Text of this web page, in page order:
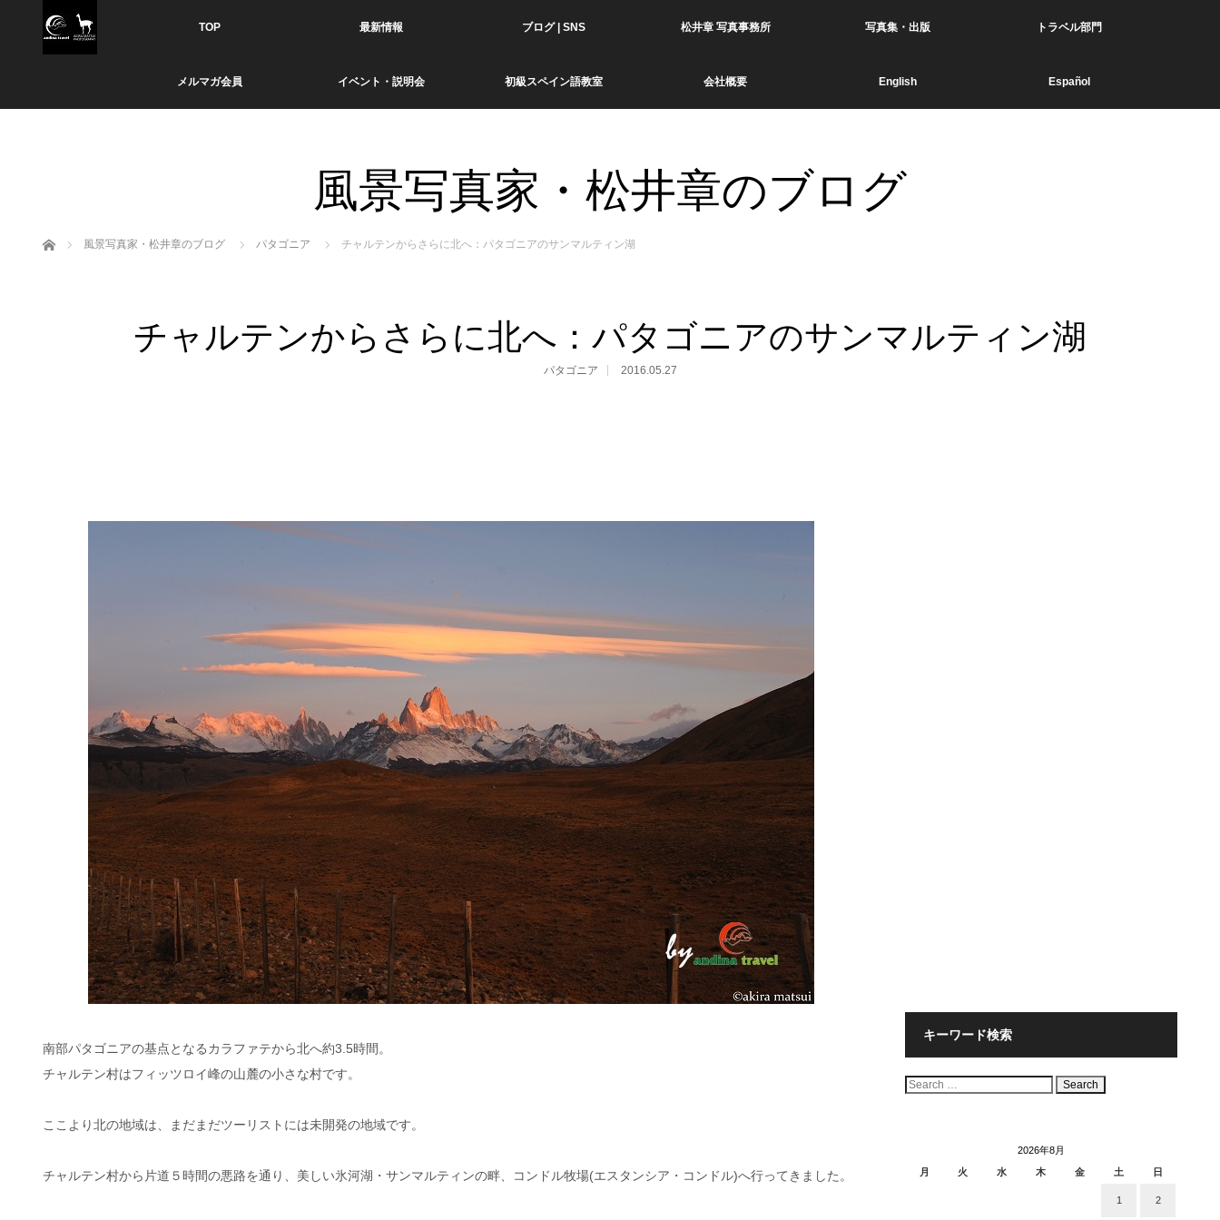
TOP 最新情報 ブログ | SNS 松井章 写真事務所 写真集・出版 トラベル部門
メルマガ会員 イベント・説明会 初級スペイン語教室 会社概要 English Español
風景写真家・松井章のブログ
ホーム 風景写真家・松井章のブログ パタゴニア チャルテンからさらに北へ：パタゴニアのサンマルティン湖
チャルテンからさらに北へ：パタゴニアのサンマルティン湖
パタゴニア 2016.05.27
南部パタゴニアの基点となるカラファテから北へ約3.5時間。
チャルテン村はフィッツロイ峰の山麓の小さな村です。
ここより北の地域は、まだまだツーリストには未開発の地域です。
チャルテン村から片道５時間の悪路を通り、美しい氷河湖・サンマルティンの畔、コンドル牧場(エスタンシア・コンドル)へ行ってきました。
キーワード検索
検
索:
2026年8月
月
火 水 木 金 土 日
1 2